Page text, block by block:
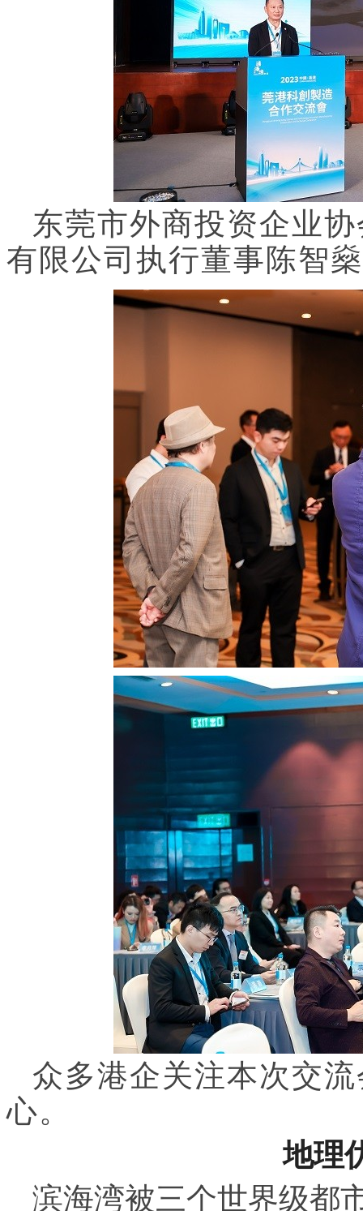
东莞市外商投资企业
有限公司执行董事陈智
众多港企关注本次交
心。
地理
滨海湾被三个世界级